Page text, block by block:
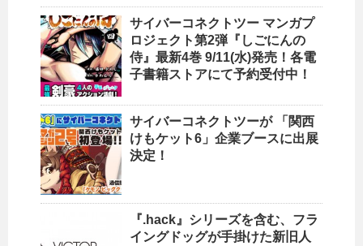
サイバーコネクトツー マンガプ
ロジェクト第2弾『しごにんの
侍』最新4巻 9/11(水)発売！各電
子書籍ストアにて予約受付中！
サイバーコネクトツーが 「関西
けもケット6」企業ブースに出展
決定！
『.hack』シリーズを含む、フラ
イングドッグが手掛けた新旧人